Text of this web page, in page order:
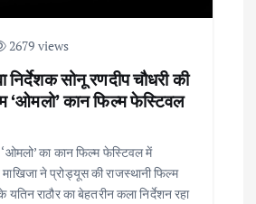
2679 views
निर्देशक सोनू रणदीप चौधरी की
‘ओमलो’ कान फिल्म फेस्टिवल
का कान फिल्म फेस्टिवल में
माखिजा ने प्रोड्यूस की राजस्थानी फिल्म
यतिन राठौर का बेहतरीन कला निर्देशन रहा